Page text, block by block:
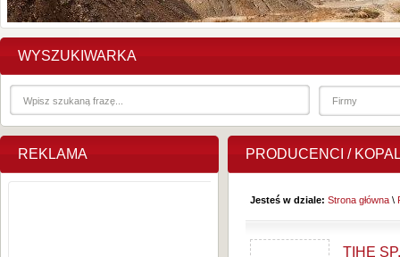
WYSZUKIWARKA
REKLAMA PRODUCENCI /
Jesteś w dziale: Strona główna \
TIHE